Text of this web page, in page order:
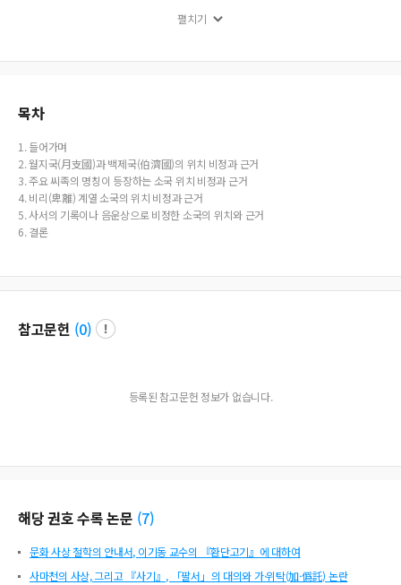
ning 34 countries were different. In this study, more than half of the 55 countrie
Province and Hebei Province in China. For example, Woljikuk(月支國) was ide
e Soseoksack and Daeseoksack were the giant forces of the Six Eunmin clans
as arbitrarily modified as Mokjikuk, and located in the wrong place. There was
a serious problem that confused the Sipje of the Hanseong basin and Baekje o
f Mahan, which was founded in the Daebang south of Beijing in the early 3rd c
entury. Mahan was Raii(萊夷) Mahan, a country founded across the Korean pe
ninsula and the China, led by the Woljikuk(月支國), which was located in the Y
oungsan River area in the southwestern part of the Korean peninsula. In conclu
펼치기
목차
1. 들어가며
2. 월지국(月支國)과 백제국(伯濟國)의 위치 비정과 근거
3. 주요 씨족의 명칭이 등장하는 소국 위치 비정과 근거
4. 비리(卑離) 계열 소국의 위치 비정과 근거
5. 사서의 기록이나 음운상으로 비정한 소국의 위치와 근거
6. 결론
참고문헌 (0)
등록된 참고문헌 정보가 없습니다.
해당 권호 수록 논문 (7)
문화 사상 철학의 안내서, 이기동 교수의 『환단고기』에 대하여
사마천의 사상, 그리고 『사기』, 「팔서」의 대의와 가·위탁(加·僞託) 논란